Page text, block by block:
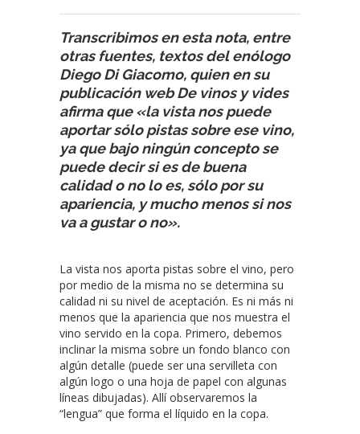
Transcribimos en esta nota, entre
otras fuentes, textos del enólogo
Diego Di Giacomo, quien en su
publicación web De vinos y vides
afirma que «la vista nos puede
aportar sólo pistas sobre ese vino,
ya que bajo ningún concepto se
puede decir si es de buena
calidad o no lo es, sólo por su
apariencia, y mucho menos si nos
va a gustar o no».
La vista nos aporta pistas sobre el vino, pero
por medio de la misma no se determina su
calidad ni su nivel de aceptación. Es ni más ni
menos que la apariencia que nos muestra el
vino servido en la copa. Primero, debemos
inclinar la misma sobre un fondo blanco con
algún detalle (puede ser una servilleta con
algún logo o una hoja de papel con algunas
líneas dibujadas). Allí observaremos la
“lengua” que forma el líquido en la copa.